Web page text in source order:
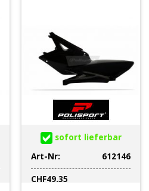
sofort lieferbar
Art-Nr:
612146
CHF49.35